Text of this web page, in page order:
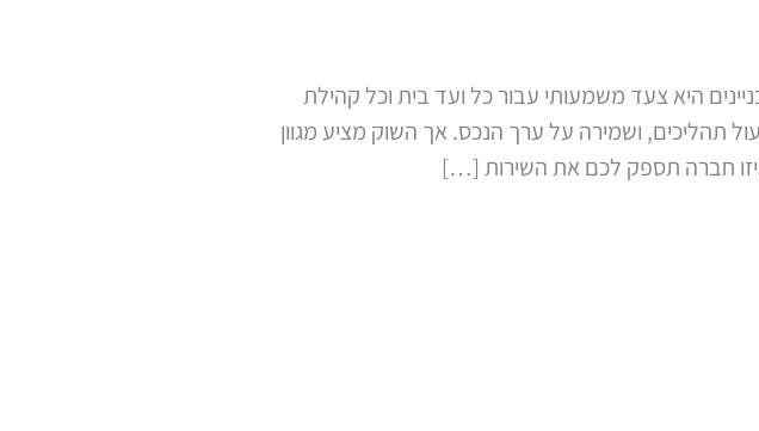
היא צעד משמעותי עבור כל ועד בית וכל קהילת
תהליכים, ושמירה על ערך הנכס. אך השוק מציע מגוון
חברה תספק לכם את השירות […]